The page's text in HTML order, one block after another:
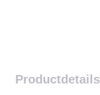
Productdetails